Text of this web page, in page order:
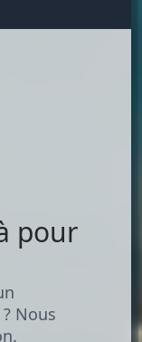
pour
Nous